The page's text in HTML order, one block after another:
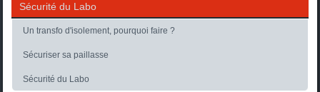
Sécurité du Labo
Un transfo d'isolement, pourquoi faire ?
Sécuriser sa paillasse
Sécurité du Labo